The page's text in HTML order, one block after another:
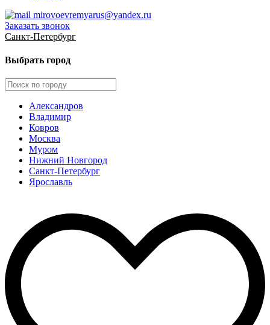
mirovoevremyarus@yandex.ru
Заказать звонок
Санкт-Петербург
Выбрать город
Александров
Владимир
Ковров
Москва
Муром
Нижний Новгород
Санкт-Петербург
Ярославль